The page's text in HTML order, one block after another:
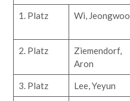
1. Platz Wi, Jeongwoo
2. Platz
Ziemendorf,
Aron
3. Platz Lee, Yeyun